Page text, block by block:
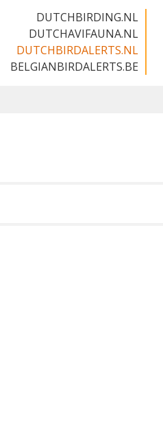
DUTCHBIRDING.NL
DUTCHAVIFAUNA.NL
DUTCHBIRDALERTS.NL
BELGIANBIRDALERTS.BE